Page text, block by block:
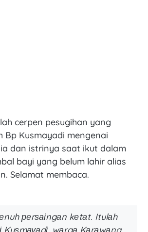
cerpen pesugihan yang
Bp Kusmayadi mengenai
dan istrinya saat ikut dalam
bayi yang belum lahir alias
Selamat membaca.
реrѕаіngаn kеtаt. Itulаh
Kuѕmауаdі, wаrgа Kаrаwаng